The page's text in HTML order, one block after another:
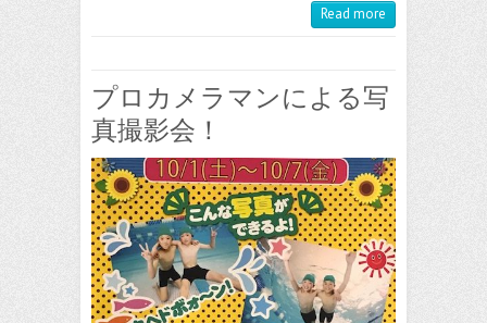
Read more
プロカメラマンによる写
真撮影会！